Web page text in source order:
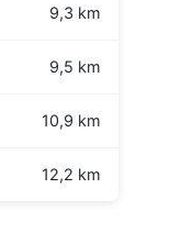
9,3 km
9,5 km
10,9 km
12,2 km